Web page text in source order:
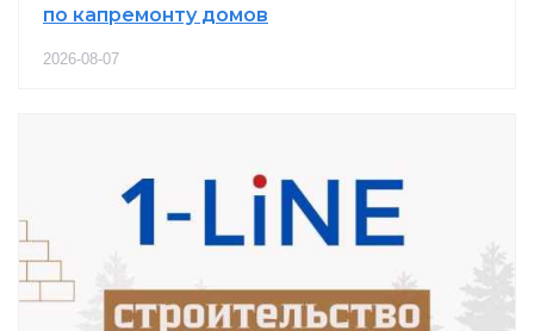
по капремонту домов
2026-08-07